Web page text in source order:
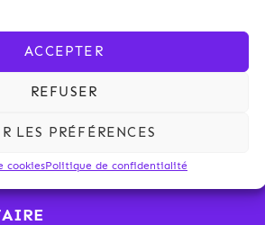
ACCEPTER
REFUSER
LES PRÉFÉRENCES
cookiesPolitique de confidentialité
LES ACTUS